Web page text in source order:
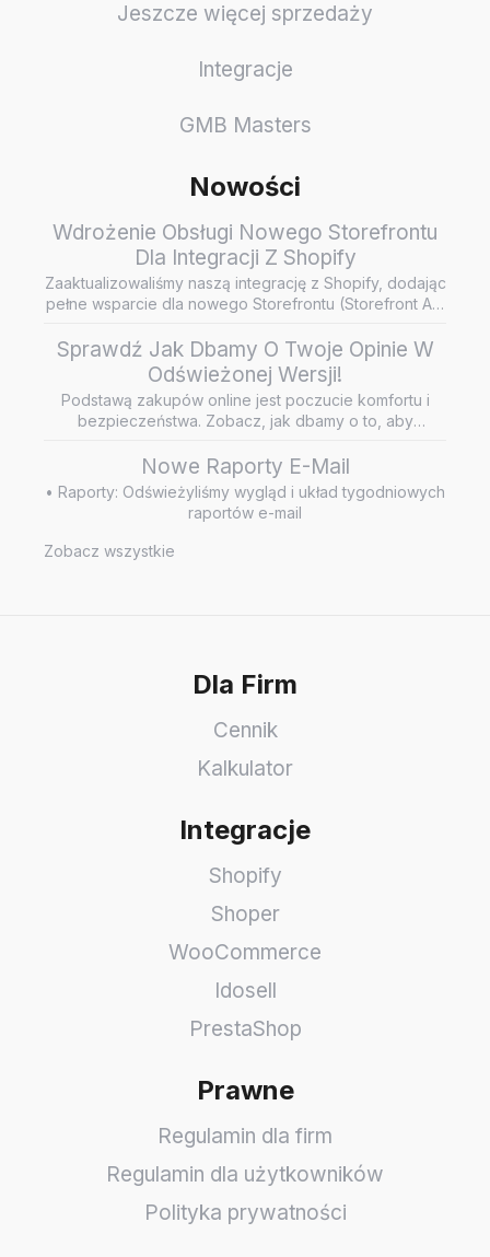
Jeszcze więcej sprzedaży
Integracje
GMB Masters
Nowości
Wdrożenie Obsługi Nowego Storefrontu
Dla Integracji Z Shopify
Zaaktualizowaliśmy naszą integrację z Shopify, dodając
pełne wsparcie dla nowego Storefrontu (Storefront API
Sprawdź Jak Dbamy O Twoje Opinie W
Odświeżonej Wersji!
Podstawą zakupów online jest poczucie komfortu i
bezpieczeństwa. Zobacz, jak dbamy o to, aby
Nowe Raporty E-Mail
• Raporty: Odświeżyliśmy wygląd i układ tygodniowych
raportów e-mail
Zobacz wszystkie
Dla Firm
Cennik
Kalkulator
Integracje
Shopify
Shoper
WooCommerce
Idosell
PrestaShop
Prawne
Regulamin dla firm
Regulamin dla użytkowników
Polityka prywatności